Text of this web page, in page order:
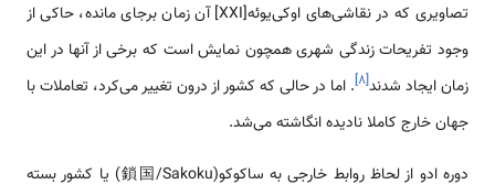
تصاویری که در نقاشی‌های اوکی‌یوئه[XXI] آن زمان برجای مانده، حاکی از
وجود تفریحات زندگی شهری همچون نمایش است که برخی از آنها در این
زمان ایجاد شدند[۸]. اما در حالی که کشور از درون تغییر می‌کرد، تعاملات با
جهان خارج کاملا نادیده انگاشته می‌شد.
دوره ادو از لحاظ روابط خارجی به ساکوکو(鎖国/Sakoku) یا کشور بسته